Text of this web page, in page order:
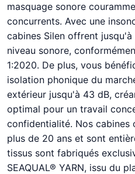
masquage sonore
concurrents. Avec une
cabines Silen offrent
niveau sonore,
1:2020. De plus, vous
isolation phonique du
extérieur jusqu'à 43 dB,
optimal pour un travail
confidentialité. Nos cabines
plus de 20 ans et sont
tissus sont fabriqués
SEAQUAL® YARN, issu du